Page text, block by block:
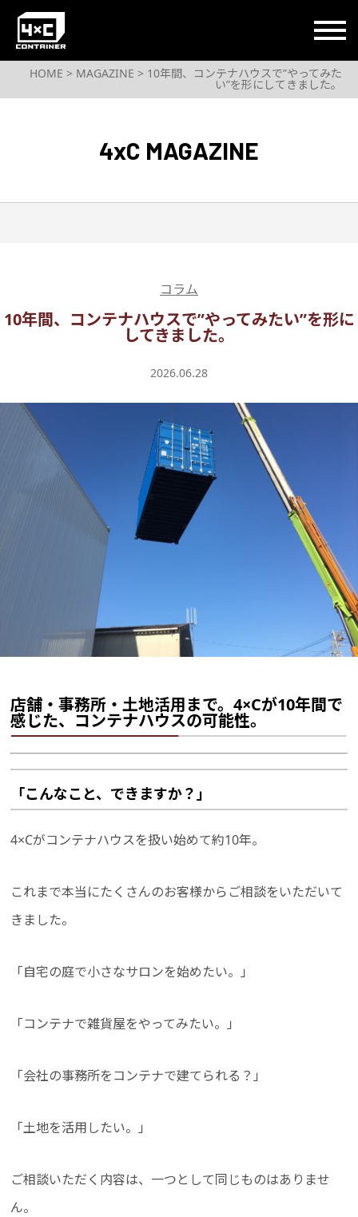
コンテナハウスライフをもっと自由に
HOME > MAGAZINE > 10年間、コンテナハウスで”やってみた
い”を形にしてきました。
4xC MAGAZINE
コラム
10年間、コンテナハウスで”やってみたい”を形に
してきました。
2026.06.28
店舗・事務所・土地活用まで。4×Cが10年間で
感じた、コンテナハウスの可能性。
「こんなこと、できますか？」
4×Cがコンテナハウスを扱い始めて約10年。
これまで本当にたくさんのお客様からご相談をいただいて
きました。
「自宅の庭で小さなサロンを始めたい。」
「コンテナで雑貨屋をやってみたい。」
「会社の事務所をコンテナで建てられる？」
「土地を活用したい。」
ご相談いただく内容は、一つとして同じものはありませ
ん。